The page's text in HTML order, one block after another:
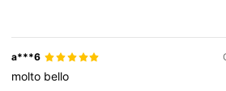
a***6
molto bello